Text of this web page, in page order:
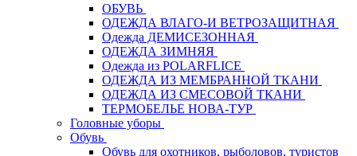
ОБУВЬ
ОДЕЖДА ВЛАГО-И ВЕТРОЗАЩИТНАЯ
Одежда ДЕМИСЕЗОННАЯ
ОДЕЖДА ЗИМНЯЯ
Одежда из POLARFLICE
ОДЕЖДА ИЗ МЕМБРАННОЙ ТКАНИ
ОДЕЖДА ИЗ СМЕСОВОЙ ТКАНИ
ТЕРМОБЕЛЬЕ НОВА-ТУР
Головные уборы
Обувь
Обувь для охотников, рыболовов, туристов